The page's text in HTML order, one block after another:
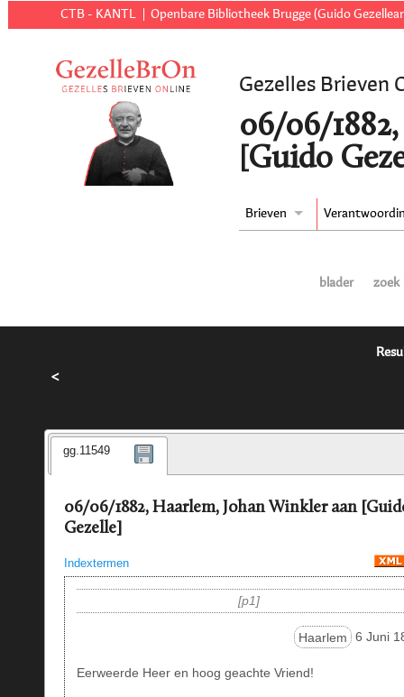
CTB - KANTL Openbare Bibliotheek Brugge (Guido
Gezelles Brieven
06/06/
[Guido
Brieven
blader zoek
<
gg.11549
06/06/1882, Haarlem, Johan Winkler aan
Gezelle]
Indextermen
p1
Haarlem 6 Juni
Eerweerde Heer en hoog geachte Vriend!